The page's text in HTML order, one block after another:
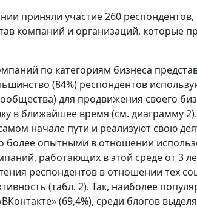
приняли участие 260
компаний и организаций, которые
по категориям бизнеса
(84%) респондентов
для продвижения своего
в ближайшее время (см. диаграмму
начале пути и реализуют свою
более опытными в отношении
работающих в этой среде от 3
респондентов в отношении тех
(табл. 2). Так, наиболее
(69,4%), среди блогов